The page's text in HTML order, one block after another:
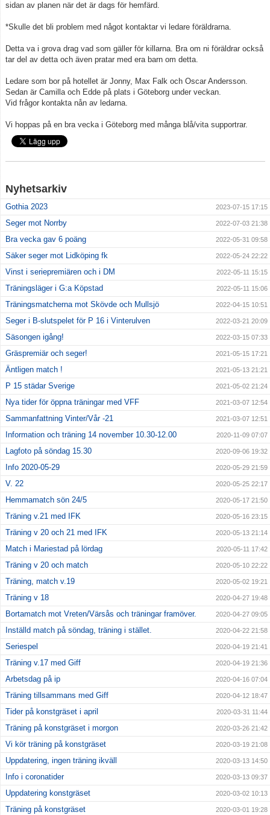
sidan av planen när det är dags för hemfärd.
*Skulle det bli problem med något kontaktar vi ledare föräldrarna.
Detta va i grova drag vad som gäller för killarna. Bra om ni föräldrar också
tar del av detta och även pratar med era barn om detta.
Ledare som bor på hotellet är Jonny, Max Falk och Oscar Andersson.
Sedan är Camilla och Edde på plats i Göteborg under veckan.
Vid frågor kontakta nån av ledarna.
Vi hoppas på en bra vecka i Göteborg med många blå/vita supportrar.
Nyhetsarkiv
Gothia 2023 2023-07-15 17:15
Seger mot Norrby 2022-07-03 21:38
Bra vecka gav 6 poäng 2022-05-31 09:58
Säker seger mot Lidköping fk 2022-05-24 22:22
Vinst i seriepremiären och i DM 2022-05-11 15:15
Träningsläger i G:a Köpstad 2022-05-11 15:06
Träningsmatcherna mot Skövde och Mullsjö 2022-04-15 10:51
Seger i B-slutspelet för P 16 i Vinterulven 2022-03-21 20:09
Säsongen igång! 2022-03-15 07:33
Gräspremiär och seger! 2021-05-15 17:21
Äntligen match ! 2021-05-13 21:21
P 15 städar Sverige 2021-05-02 21:24
Nya tider för öppna träningar med VFF 2021-03-07 12:54
Sammanfattning Vinter/Vår -21 2021-03-07 12:51
Information och träning 14 november 10.30-12.00 2020-11-09 07:07
Lagfoto på söndag 15.30 2020-09-06 19:32
Info 2020-05-29 2020-05-29 21:59
V. 22 2020-05-25 22:17
Hemmamatch sön 24/5 2020-05-17 21:50
Träning v.21 med IFK 2020-05-16 23:15
Träning v 20 och 21 med IFK 2020-05-13 21:14
Match i Mariestad på lördag 2020-05-11 17:42
Träning v 20 och match 2020-05-10 22:22
Träning, match v.19 2020-05-02 19:21
Träning v 18 2020-04-27 19:48
Bortamatch mot Vreten/Värsås och träningar framöver. 2020-04-27 09:05
Inställd match på söndag, träning i stället. 2020-04-22 21:58
Seriespel 2020-04-19 21:41
Träning v.17 med Giff 2020-04-19 21:36
Arbetsdag på ip 2020-04-16 07:04
Träning tillsammans med Giff 2020-04-12 18:47
Tider på konstgräset i april 2020-03-31 11:44
Träning på konstgräset i morgon 2020-03-26 21:42
Vi kör träning på konstgräset 2020-03-19 21:08
Uppdatering, ingen träning ikväll 2020-03-13 14:50
Info i coronatider 2020-03-13 09:37
Uppdatering konstgräset 2020-03-02 10:13
Träning på konstgräset 2020-03-01 19:28